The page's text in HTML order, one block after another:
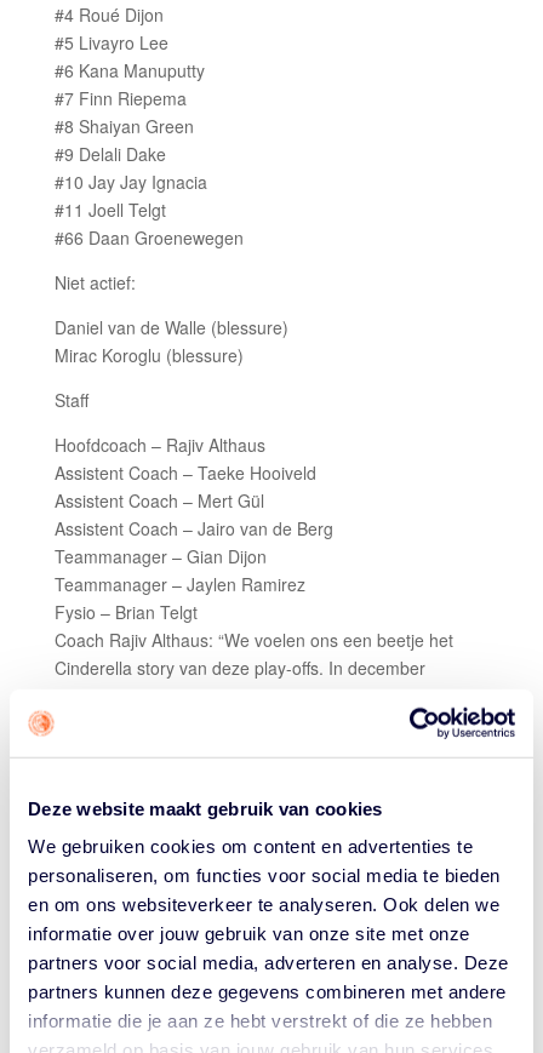
Deze website maakt gebruik van cookies
We gebruiken cookies om content en advertenties te
personaliseren, om functies voor social media te bieden
en om ons websiteverkeer te analyseren. Ook delen we
informatie over jouw gebruik van onze site met onze
partners voor social media, adverteren en analyse. Deze
partners kunnen deze gegevens combineren met andere
informatie die je aan ze hebt verstrekt of die ze hebben
#4 Roué Dijon
#5 Livayro Lee
#6 Kana Manuputty
#7 Finn Riepema
#8 Shaiyan Green
#9 Delali Dake
#10 Jay Jay Ignacia
#11 Joell Telgt
#66 Daan Groenewegen
Niet actief:
Daniel van de Walle (blessure)
Mirac Koroglu (blessure)
Staff
Hoofdcoach – Rajiv Althaus
Assistent Coach – Taeke Hooiveld
Assistent Coach – Mert Gül
Assistent Coach – Jairo van de Berg
Teammanager – Gian Dijon
Teammanager – Jaylen Ramirez
Fysio – Brian Telgt
Coach Rajiv Althaus: “We voelen ons een beetje het
Cinderella story van deze play-offs. In december
competitie, maar sindsdien hebben we als team enorme
Leiden zagen we terug hoe ver we zijn gekomen.
We speelden met veel intensiteit en fysieke energie,
daar hadden zij moeite mee. Dat we dit ook zonder onze
guard Emir hebben laten zien, zegt veel over de
ontwikkeling van de rest van de groep. We zijn een jong
team dat nog fouten maakt, maar juist door
internationale toernooien en al die wedstrijden hebben
we geleerd om daarmee om te gaan. Tegen de
Academy zijn wij op papier de underdog, maar dat geeft